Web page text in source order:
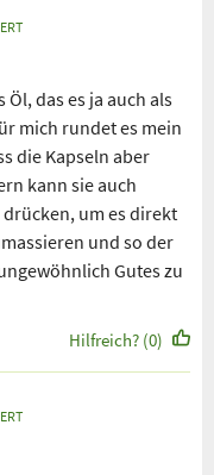
das es ja auch als
mich rundet es mein
die Kapseln aber
kann sie auch
um es direkt
und so der
Gutes zu
Hilfreich? (0)